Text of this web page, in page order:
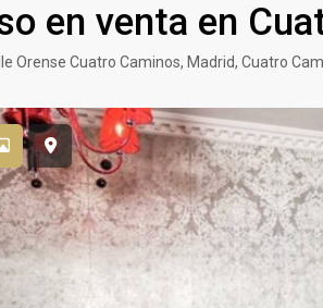
en venta en
Orense Cuatro Caminos, Madrid, Cuatro